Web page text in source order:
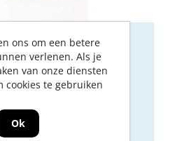
97772620001
oflog in
ons om een betere
verlenen. Als je
van onze diensten
cookies te gebruiken
Ok